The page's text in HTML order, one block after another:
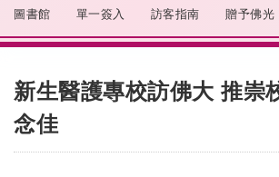
圖書館 單一簽入 訪客指南 贈予佛光
新生醫護專校訪佛大 推崇
念佳